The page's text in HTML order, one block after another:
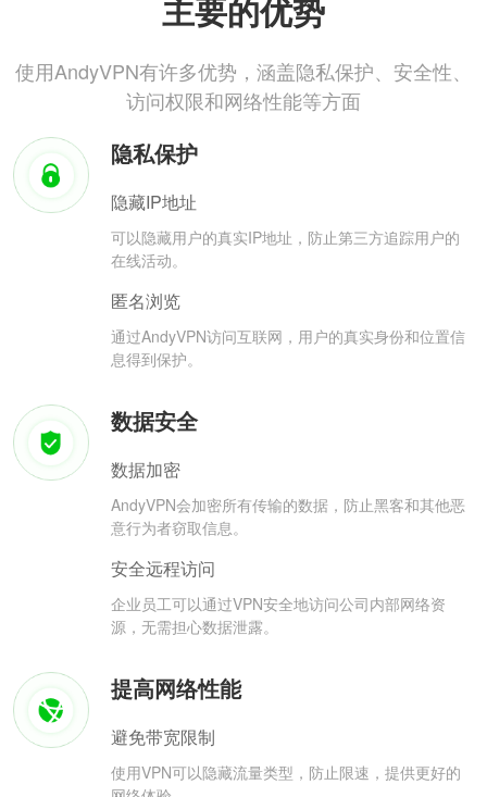
主要的优势
使用AndyVPN有许多优势，涵盖隐私保护、安全性、
访问权限和网络性能等方面
隐私保护
隐藏IP地址
可以隐藏用户的真实IP地址，防止第三方追踪用户的
在线活动。
匿名浏览
通过AndyVPN访问互联网，用户的真实身份和位置信
息得到保护。
数据安全
数据加密
AndyVPN会加密所有传输的数据，防止黑客和其他恶
意行为者窃取信息。
安全远程访问
企业员工可以通过VPN安全地访问公司内部网络资
源，无需担心数据泄露。
提高网络性能
避免带宽限制
使用VPN可以隐藏流量类型，防止限速，提供更好的